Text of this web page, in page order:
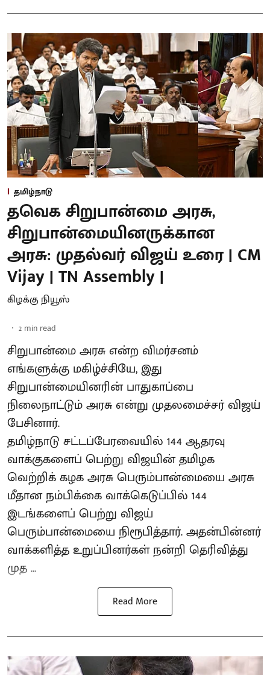
தமிழ்நாடு
தவெக சிறுபான்மை அரசு,
சிறுபான்மையினருக்கான
அரசு: முதல்வர் விஜய் உரை | CM
Vijay | TN Assembly |
கிழக்கு நியூஸ்
2 min read
சிறுபான்மை அரசு என்ற விமர்சனம்
எங்களுக்கு மகிழ்ச்சியே, இது
சிறுபான்மையினரின் பாதுகாப்பை
நிலைநாட்டும் அரசு என்று முதலமைச்சர் விஜய்
பேசினார்.
தமிழ்நாடு சட்டப்பேரவையில் 144 ஆதரவு
வாக்குகளைப் பெற்று விஜயின் தமிழக
வெற்றிக் கழக அரசு பெரும்பான்மையை அரசு
மீதான நம்பிக்கை வாக்கெடுப்பில் 144
இடங்களைப் பெற்று விஜய்
பெரும்பான்மையை நிரூபித்தார். அதன்பின்னர்
வாக்களித்த உறுப்பினர்கள் நன்றி தெரிவித்து
முத ...
Read More